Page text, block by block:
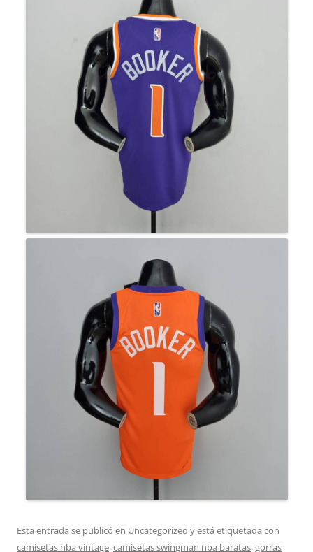
Esta entrada se publicó en Uncategorized y está etiquetada con
camisetas nba vintage,camisetas swingman nba baratas,gorras